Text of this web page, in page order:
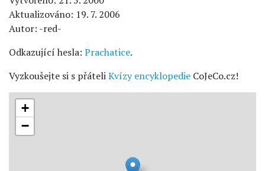
Aktualizováno: 19. 7. 2006
Autor: -red-
Odkazující hesla: Prachatice.
Vyzkoušejte si s přáteliKvízy encyklopedie CoJeCo.cz!
+
−